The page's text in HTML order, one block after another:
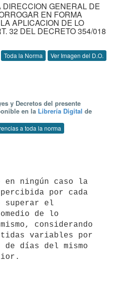
DIRECCION GENERAL DE
EN FORMA
APLICACION DE LO
32 DEL DECRETO 354/018
Toda la Norma Ver Imagen del D.O.
y Decretos del presente
en la Librería Digital de
a toda la norma
por cada
superar el
de lo
considerando
variables por
de días del mismo